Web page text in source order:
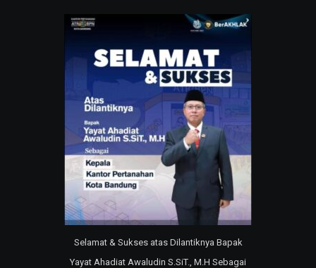
Selamat & Sukses atas Dilantiknya Bapak
Yayat Ahadiat Awaludin S.SiT., M.H Sebagai